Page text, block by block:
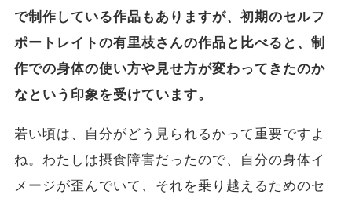
で制作している作品もありますが、初期のセルフ
ポートレイトの有里枝さんの作品と比べると、制
作での身体の使い方や見せ方が変わってきたのか
なという印象を受けています。
若い頃は、自分がどう見られるかって重要ですよ
ね。わたしは摂食障害だったので、自分の身体イ
メージが歪んでいて、それを乗り越えるためのセ